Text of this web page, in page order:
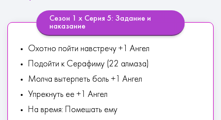
Сезон 1 х Серия 5: Задание и
наказание
Охотно пойти навстречу +1 Ангел
Подойти к Серафиму (22 алмаза)
Молча вытерпеть боль +1 Ангел
Упрекнуть ее +1 Ангел
На время: Помешать ему